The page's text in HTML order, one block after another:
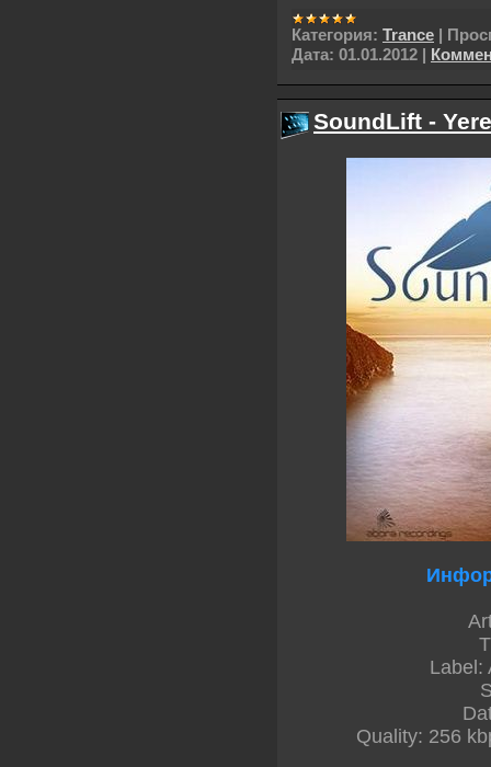
Категория: Trance |
Дата: 01.01.2012 |
SoundLift -
Label:
Quality: 256